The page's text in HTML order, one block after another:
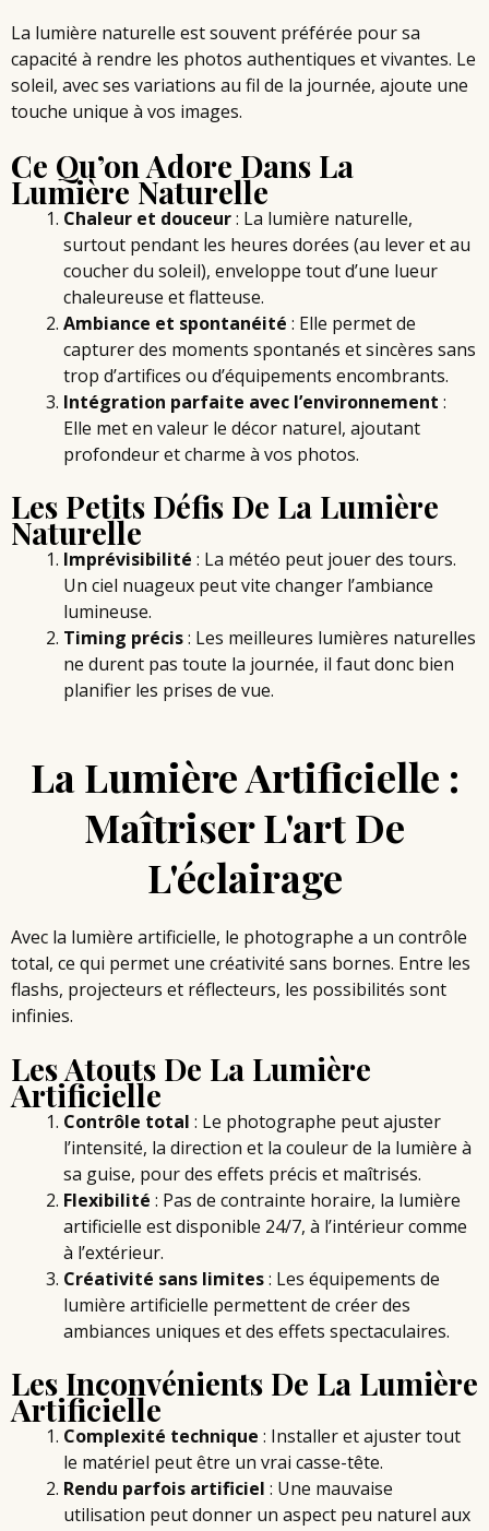
La lumière naturelle est souvent préférée pour sa
capacité à rendre les photos authentiques et vivantes. Le
soleil, avec ses variations au fil de la journée, ajoute une
touche unique à vos images.
Ce Qu’on Adore Dans La
Lumière Naturelle
Chaleur et douceur: La lumière naturelle,
surtout pendant les heures dorées (au lever et au
coucher du soleil), enveloppe tout d’une lueur
chaleureuse et flatteuse.
Ambiance et spontanéité : Elle permet de
capturer des moments spontanés et sincères sans
trop d’artifices ou d’équipements encombrants.
Intégration parfaite avec l’environnement :
Elle met en valeur le décor naturel, ajoutant
profondeur et charme à vos photos.
Les Petits Défis De La Lumière
Naturelle
Imprévisibilité : La météo peut jouer des tours.
Un ciel nuageux peut vite changer l’ambiance
lumineuse.
Timing précis: Les meilleures lumières naturelles
ne durent pas toute la journée, il faut donc bien
planifier les prises de vue.
La Lumière Artificielle :
Maîtriser L'art De
L'éclairage
Avec la lumière artificielle, le photographe a un contrôle
total, ce qui permet une créativité sans bornes. Entre les
flashs, projecteurs et réflecteurs, les possibilités sont
infinies.
Les Atouts De La Lumière
Artificielle
Contrôle total : Le photographe peut ajuster
l’intensité, la direction et la couleur de la lumière à
sa guise, pour des effets précis et maîtrisés.
Flexibilité : Pas de contrainte horaire, la lumière
artificielle est disponible 24/7, à l’intérieur comme
à l’extérieur.
Créativité sans limites: Les équipements de
lumière artificielle permettent de créer des
ambiances uniques et des effets spectaculaires.
Les Inconvénients De La Lumière
Artificielle
Complexité technique : Installer et ajuster tout
le matériel peut être un vrai casse-tête.
Rendu parfois artificiel : Une mauvaise
utilisation peut donner un aspect peu naturel aux